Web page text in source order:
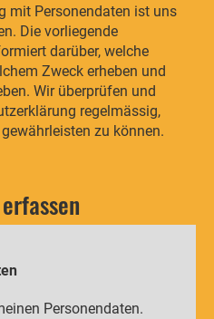
mit Personendaten ist uns
Die vorliegende
darüber, welche
Zweck erheben und
Wir überprüfen und
regelmässig,
zu können.
Personendaten.